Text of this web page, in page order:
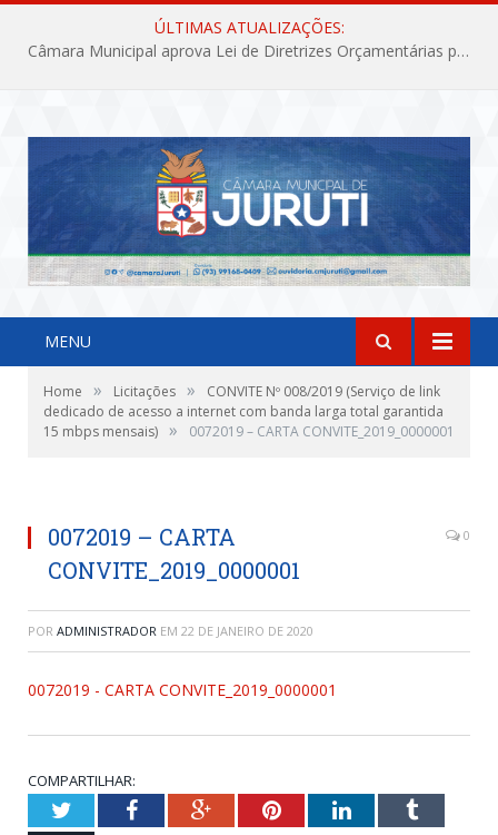
ÚLTIMAS ATUALIZAÇÕES:
Câmara Municipal aprova Lei de Diretrizes Orçamentárias para o exercício financeiro de 2027
MENU
Home » Licitações »
CONVITE Nº 008/2019 (Serviço de link
dedicado de acesso a internet com banda larga total garantida
15 mbps mensais) » 0072019 – CARTA CONVITE_2019_0000001
0072019 – CARTA
CONVITE_2019_0000001
0
POR ADMINISTRADOR EM 22 DE JANEIRO DE 2020
0072019 - CARTA CONVITE_2019_0000001
COMPARTILHAR:
TwitterFacebookGoogle+PinterestLinkedInTumblr